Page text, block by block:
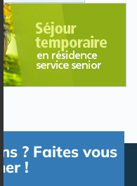
? Faites vous
!